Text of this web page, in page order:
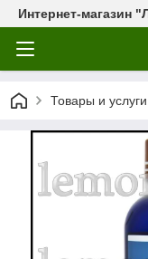
Интернет-магазин
Товары и услуги